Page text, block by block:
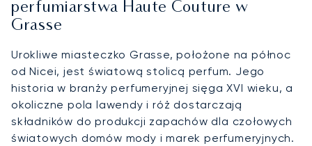
perfumiarstwa Haute Couture w
Grasse
Urokliwe miasteczko Grasse, położone na północ
od Nicei, jest światową stolicą perfum. Jego
historia w branży perfumeryjnej sięga XVI wieku, a
okoliczne pola lawendy i róż dostarczają
składników do produkcji zapachów dla czołowych
światowych domów mody i marek perfumeryjnych.